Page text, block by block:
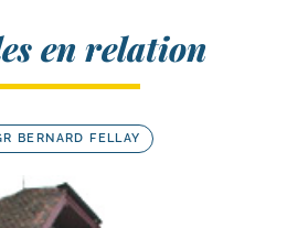
en relation
BERNARD FELLAY